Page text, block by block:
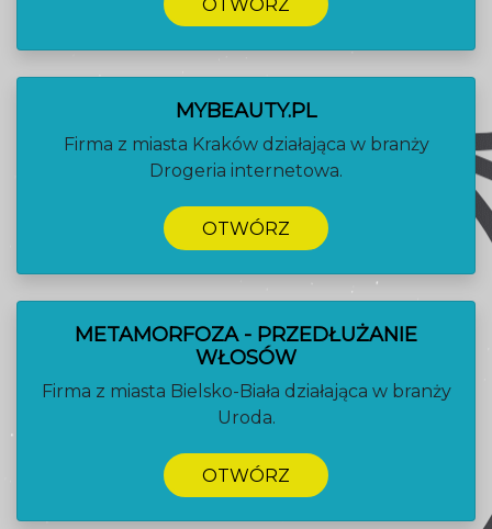
OTWÓRZ
MYBEAUTY.PL
Firma z miasta Kraków działająca w branży
Drogeria internetowa.
OTWÓRZ
METAMORFOZA - PRZEDŁUŻANIE
WŁOSÓW
Firma z miasta Bielsko-Biała działająca w branży
Uroda.
OTWÓRZ